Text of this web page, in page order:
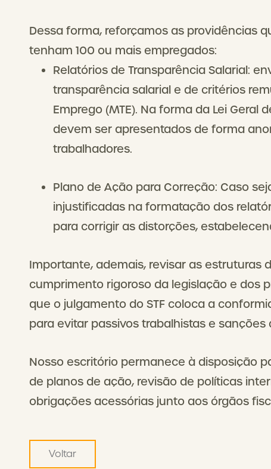
Dessa forma, reforçamos as providências
tenham 100 ou mais empregados:
Relatórios de Transparência Salarial:
transparência salarial e de critérios
Emprego (MTE). Na forma da Lei Geral
devem ser apresentados de forma
trabalhadores.
Plano de Ação para Correção: Caso
injustificadas na formatação dos
para corrigir as distorções,
Importante, ademais, revisar as estruturas
cumprimento rigoroso da legislação e dos
que o julgamento do STF coloca a
para evitar passivos trabalhistas e sanções
Nosso escritório permanece à disposição
de planos de ação, revisão de políticas
obrigações acessórias junto aos órgãos
Voltar